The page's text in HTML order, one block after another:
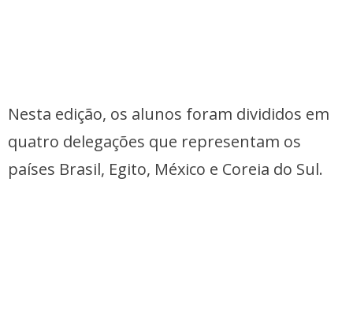
Nesta edição, os alunos foram divididos em
quatro delegações que representam os
países Brasil, Egito, México e Coreia do Sul.